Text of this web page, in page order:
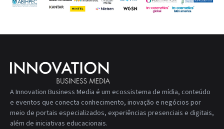
A Innovation Business Media é um ecossistema de mídia, conteúdo
e eventos que conecta conhecimento, inovação e negócios por
meio de portais especializados, experiências presenciais e digitais,
além de iniciativas educacionais.